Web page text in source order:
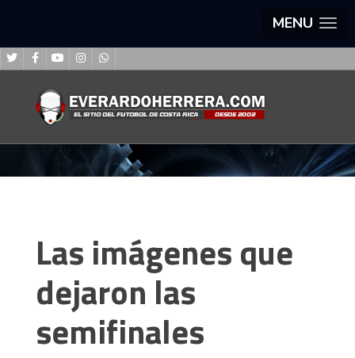
MENU
Las imágenes que
dejaron las
semifinales